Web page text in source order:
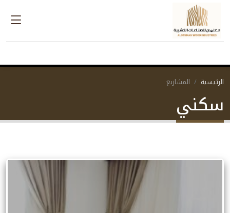
الرئيسية المشاريع
سكني